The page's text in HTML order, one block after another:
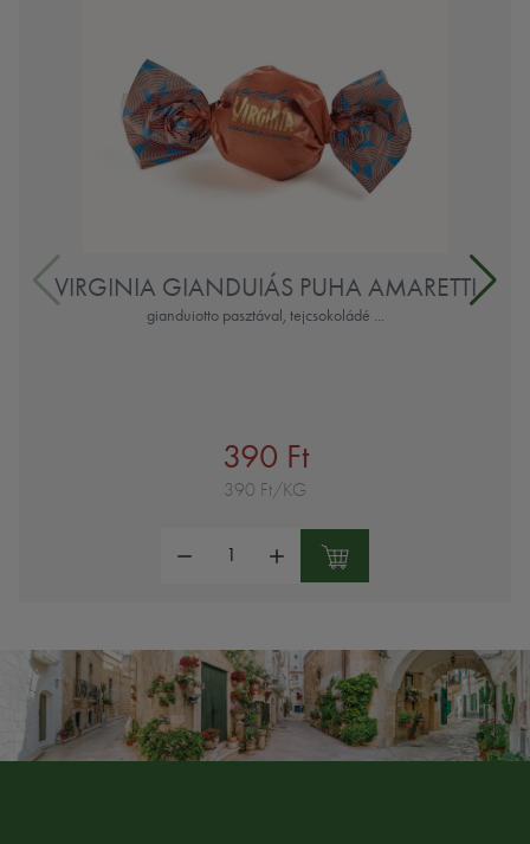
VIRGINIA GIANDUIÁS PUHA AMARETTI
gianduiotto pasztával, tejcsokoládé ...
390 Ft
390 Ft/KG